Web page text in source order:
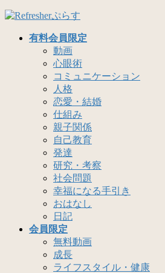
コ
ナ
有料会員限定
動画
心眼術
コミュニケーション
人格
恋愛・結婚
仕組み
親子関係
自己教育
発達
研究・考察
社会問題
幸福になる手引き
おはなし
日記
会員限定
無料動画
成長
ライフスタイル・健康